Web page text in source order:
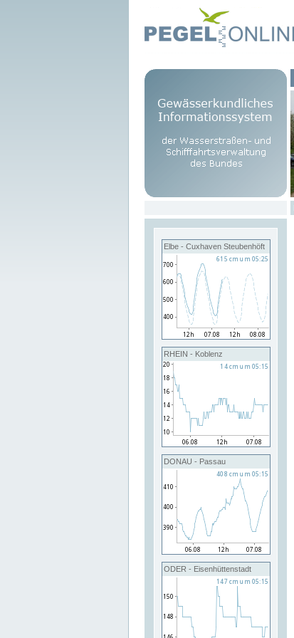
Elbe - Cuxhaven Steubenhöft
RHEIN - Koblenz
DONAU - Passau
ODER - Eisenhüttenstadt